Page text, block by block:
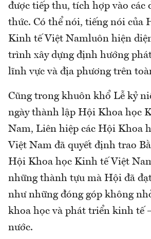
được tiếp thu, tích hợp vào các
thức. Có thể nói, tiếng nói của
Kinh tế Việt Namluôn hiện
trình xây dựng định hướng
lĩnh vực và địa phương trên
Cũng trong khuôn khổ Lễ kỷ
ngày thành lập Hội Khoa học
Nam, Liên hiệp các Hội Khoa
Việt Nam đã quyết định trao
Hội Khoa học Kinh tế Việt
những thành tựu mà Hội đã
như những đóng góp không
khoa học và phát triển kinh tế
nước.